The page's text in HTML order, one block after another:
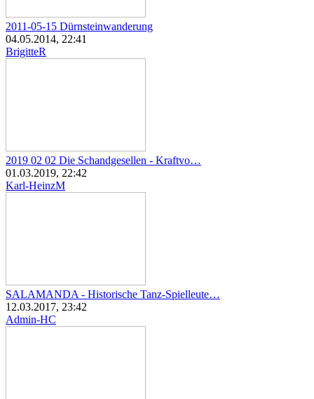
2011-05-15 Dürnsteinwanderung
04.05.2014, 22:41
BrigitteR
2019 02 02 Die Schandgesellen - Kraftvo…
01.03.2019, 22:42
Karl-HeinzM
SALAMANDA - Historische Tanz-Spielleute…
12.03.2017, 23:42
Admin-HC